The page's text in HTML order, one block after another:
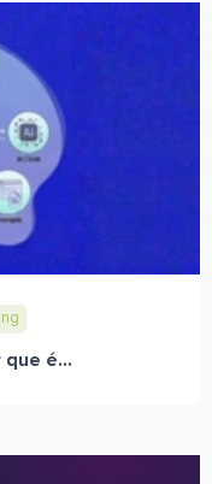
que é...